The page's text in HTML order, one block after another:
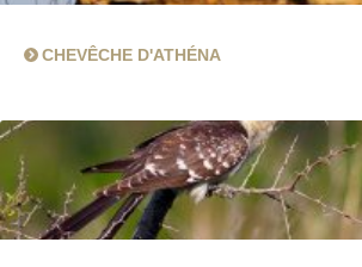
CHEVÊCHE D'ATHÉNA